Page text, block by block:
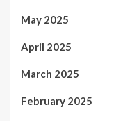
May 2025
April 2025
March 2025
February 2025